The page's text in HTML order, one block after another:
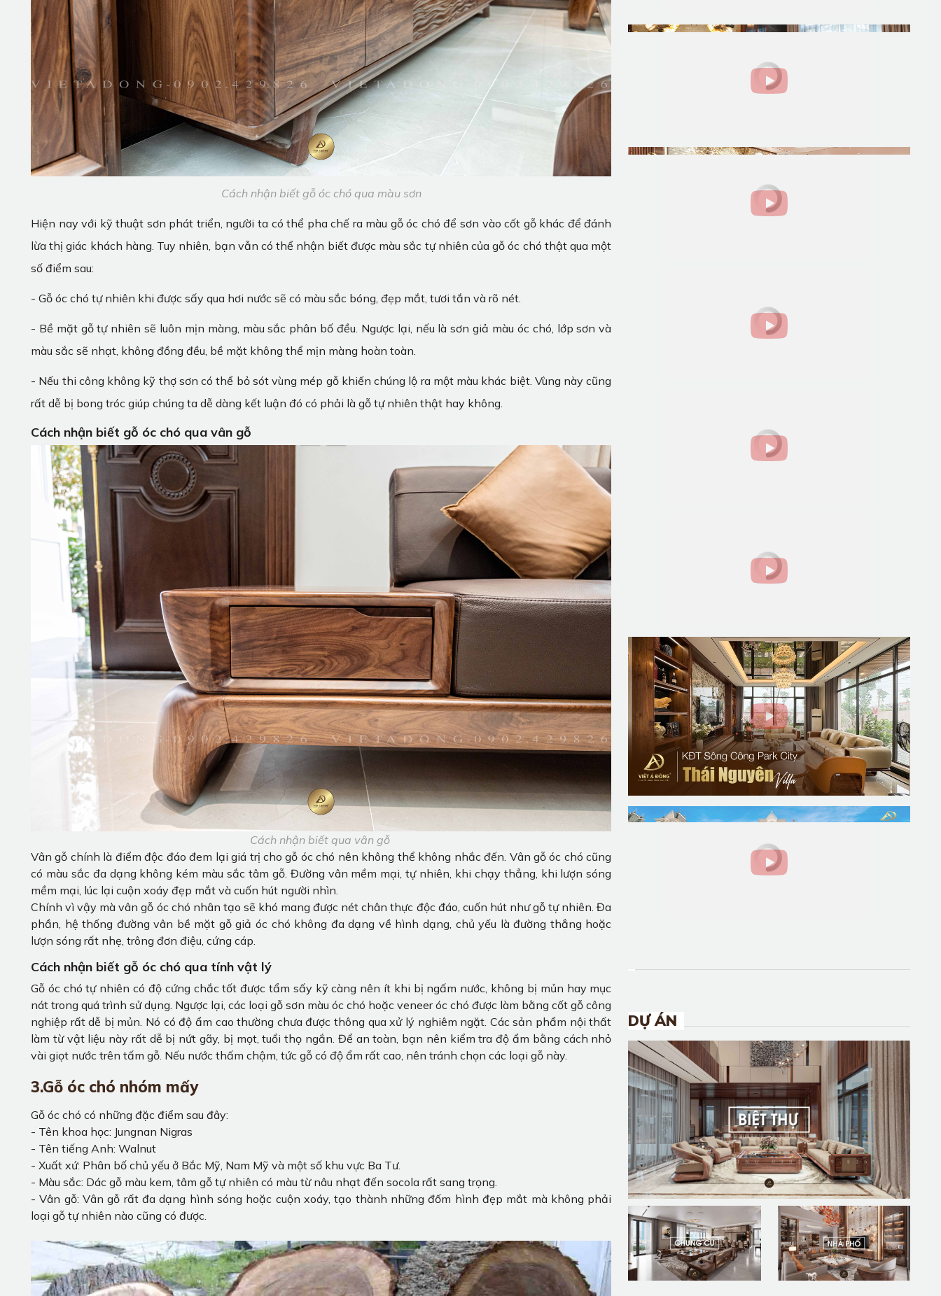
Cách nhận biết gỗ óc chó qua màu sơn
Hiện nay với kỹ thuật sơn phát triển, người ta có thể pha chế ra màu gỗ óc chó để sơn vào cốt gỗ khác để đánh
lừa thị giác khách hàng. Tuy nhiên, bạn vẫn có thể nhận biết được màu sắc tự nhiên của gỗ óc chó thật qua một
số điểm sau:
- Gỗ óc chó tự nhiên khi được sấy qua hơi nước sẽ có màu sắc bóng, đẹp mắt, tươi tắn và rõ nét.
- Bề mặt gỗ tự nhiên sẽ luôn mịn màng, màu sắc phân bố đều. Ngược lại, nếu là sơn giả màu óc chó, lớp sơn và
màu sắc sẽ nhạt, không đồng đều, bề mặt không thể mịn màng hoàn toàn.
- Nếu thi công không kỹ thợ sơn có thể bỏ sót vùng mép gỗ khiến chúng lộ ra một màu khác biệt. Vùng này cũng
rất dễ bị bong tróc giúp chúng ta dễ dàng kết luận đó có phải là gỗ tự nhiên thật hay không.
Cách nhận biết gỗ óc chó qua vân gỗ
Cách nhận biết qua vân gỗ
Vân gỗ chính là điểm độc đáo đem lại giá trị cho gỗ óc chó nên không thể không nhắc đến. Vân gỗ óc chó cũng
có màu sắc đa dạng không kém màu sắc tâm gỗ. Đường vân mềm mại, tự nhiên, khi chạy thẳng, khi lượn sóng
mềm mại, lúc lại cuộn xoáy đẹp mắt và cuốn hút người nhìn.
Chính vì vậy mà vân gỗ óc chó nhân tạo sẽ khó mang được nét chân thực độc đáo, cuốn hút như gỗ tự nhiên. Đa
phần, hệ thống đường vân bề mặt gỗ giả óc chó không đa dạng về hình dạng, chủ yếu là đường thẳng hoặc
lượn sóng rất nhẹ, trông đơn điệu, cứng cáp.
Cách nhận biết gỗ óc chó qua tính vật lý
Gỗ óc chó tự nhiên có độ cứng chắc tốt được tẩm sấy kỹ càng nên ít khi bị ngấm nước, không bị mủn hay mục
nát trong quá trình sử dụng. Ngược lại, các loại gỗ sơn màu óc chó hoặc veneer óc chó được làm bằng cốt gỗ công
nghiệp rất dễ bị mủn. Nó có độ ẩm cao thường chưa được thông qua xử lý nghiêm ngặt. Các sản phẩm nội thất
làm từ vật liệu này rất dễ bị nứt gãy, bị mọt, tuổi thọ ngắn. Để an toàn, bạn nên kiểm tra độ ẩm bằng cách nhỏ
vài giọt nước trên tấm gỗ. Nếu nước thấm chậm, tức gỗ có độ ẩm rất cao, nên tránh chọn các loại gỗ này.
3.Gỗ óc chó nhóm mấy
Gỗ óc chó có những đặc điểm sau đây:
- Tên khoa học: Jungnan Nigras
- Tên tiếng Anh: Walnut
- Xuất xứ: Phân bố chủ yếu ở Bắc Mỹ, Nam Mỹ và một số khu vực Ba Tư.
- Màu sắc: Dác gỗ màu kem, tâm gỗ tự nhiên có màu từ nâu nhạt đến socola rất sang trọng.
- Vân gỗ: Vân gỗ rất đa dạng hình sóng hoặc cuộn xoáy, tạo thành những đốm hình đẹp mắt mà không phải
loại gỗ tự nhiên nào cũng có được.